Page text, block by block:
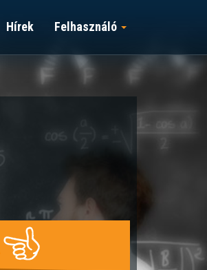
Felhasználó
Hírek